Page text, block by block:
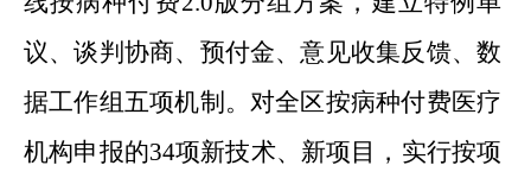
议、谈判协商、预付金、意见收集反馈、数
据工作组五项机制。对全区按病种付费医疗
机构申报的34项新技术、新项目，实行按项